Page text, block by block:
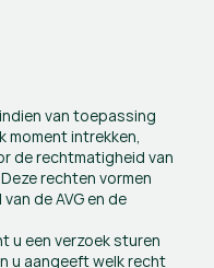
van toepassing
moment intrekken,
de rechtmatigheid van
rechten vormen
de AVG en de
u een verzoek sturen
u aangeeft welk recht